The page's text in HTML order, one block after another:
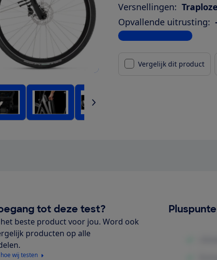
Versnellingen:
Opvallende uitrusting:
Bekijk alle specificaties
Vergelijk dit product
tot deze test?
beste product voor jou. Word ook
producten op alle
wij testen